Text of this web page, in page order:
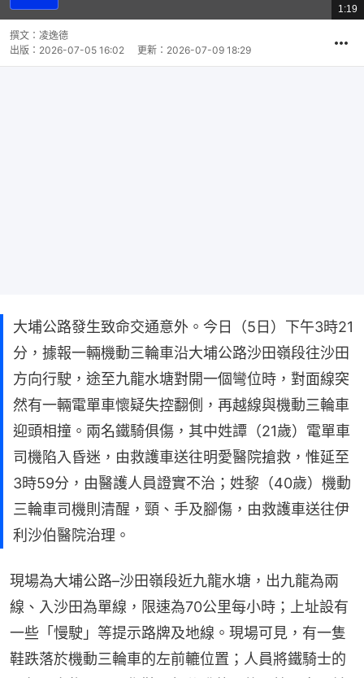
總
共
1:19
撰文： 凌逸德
出版： 2026-07-05 16:02 更新： 2026-07-09 18:29
大埔公路發生致命交通意外。今日（5日）下午3時21
分，據報一輛機動三輪車沿大埔公路沙田嶺段往沙田
方向行駛，途至九龍水塘對開一個彎位時，對面線突
然有一輛電單車懷疑失控翻側，再越線與機動三輪車
迎頭相撞。兩名鐵騎俱傷，其中姓譚（21歲）電單車
司機陷入昏迷，由救護車送往明愛醫院搶救，惟延至
3時59分，由醫護人員證實不治；姓黎（40歲）機動
三輪車司機則清醒，頸、手及腳傷，由救護車送往伊
利沙伯醫院治理。
現場為大埔公路–沙田嶺段近九龍水塘，出九龍為兩
線、入沙田為單線，限速為70公里每小時；上址設有
一些「慢駛」等提示路牌及地線。現場可見，有一隻
鞋跌落於機動三輪車的左前轆位置；人員將鐵騎士的